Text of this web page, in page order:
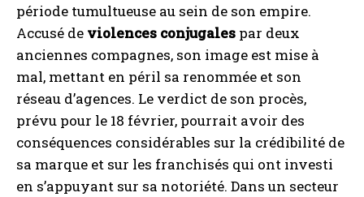
période tumultueuse au sein de son empire.
Accusé de violences conjugales par deux
anciennes compagnes, son image est mise à
mal, mettant en péril sa renommée et son
réseau d’agences. Le verdict de son procès,
prévu pour le 18 février, pourrait avoir des
conséquences considérables sur la crédibilité de
sa marque et sur les franchisés qui ont investi
en s’appuyant sur sa notoriété. Dans un secteur